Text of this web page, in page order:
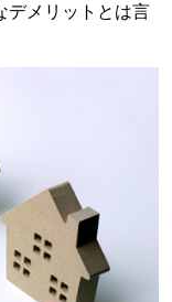
デメリットとは言